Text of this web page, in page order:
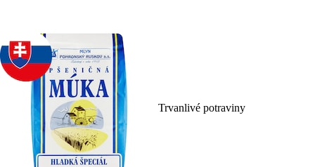
Trvanlivé potraviny